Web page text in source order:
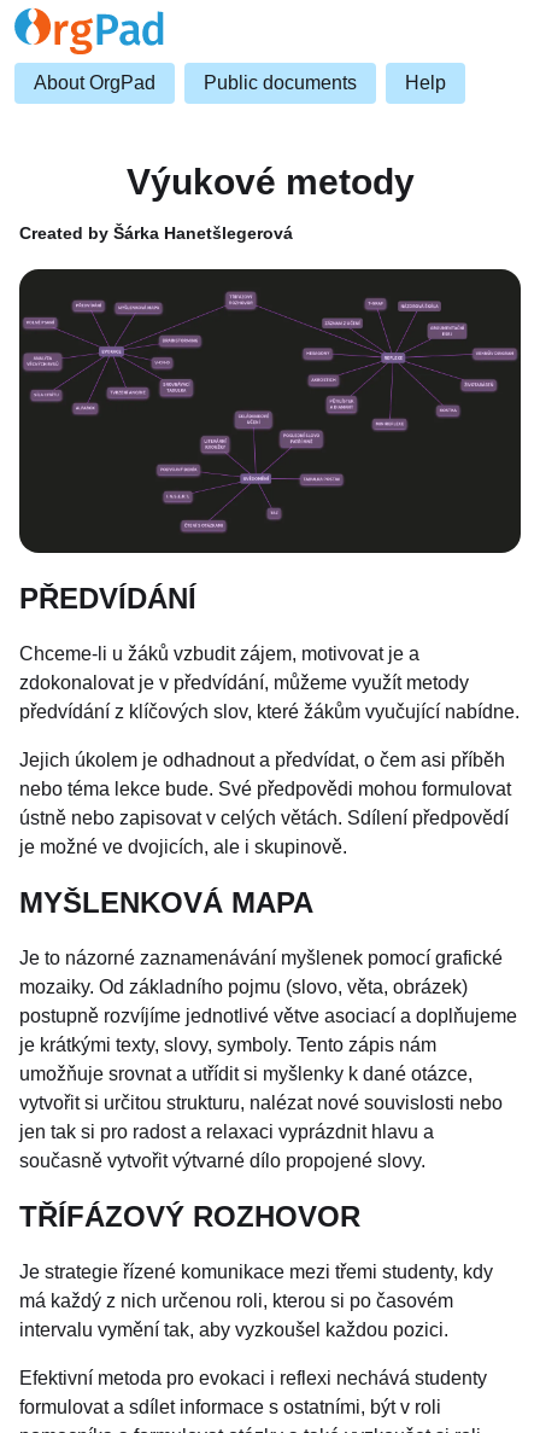
About OrgPad Public documents Help
Výukové metody
Created by Šárka Hanetšlegerová
PŘEDVÍDÁNÍ
Chceme-li u žáků vzbudit zájem, motivovat je a
zdokonalovat je v předvídání, můžeme využít metody
předvídání z klíčových slov, které žákům vyučující nabídne.
Jejich úkolem je odhadnout a předvídat, o čem asi příběh
nebo téma lekce bude. Své předpovědi mohou formulovat
ústně nebo zapisovat v celých větách. Sdílení předpovědí
je možné ve dvojicích, ale i skupinově.
MYŠLENKOVÁ MAPA
Je to názorné zaznamenávání myšlenek pomocí grafické
mozaiky. Od základního pojmu (slovo, věta, obrázek)
postupně rozvíjíme jednotlivé větve asociací a doplňujeme
je krátkými texty, slovy, symboly. Tento zápis nám
umožňuje srovnat a utřídit si myšlenky k dané otázce,
vytvořit si určitou strukturu, nalézat nové souvislosti nebo
jen tak si pro radost a relaxaci vyprázdnit hlavu a
současně vytvořit výtvarné dílo propojené slovy.
TŘÍFÁZOVÝ ROZHOVOR
Je strategie řízené komunikace mezi třemi studenty, kdy
má každý z nich určenou roli, kterou si po časovém
intervalu vymění tak, aby vyzkoušel každou pozici.
Efektivní metoda pro evokaci i reflexi nechává studenty
formulovat a sdílet informace s ostatními, být v roli